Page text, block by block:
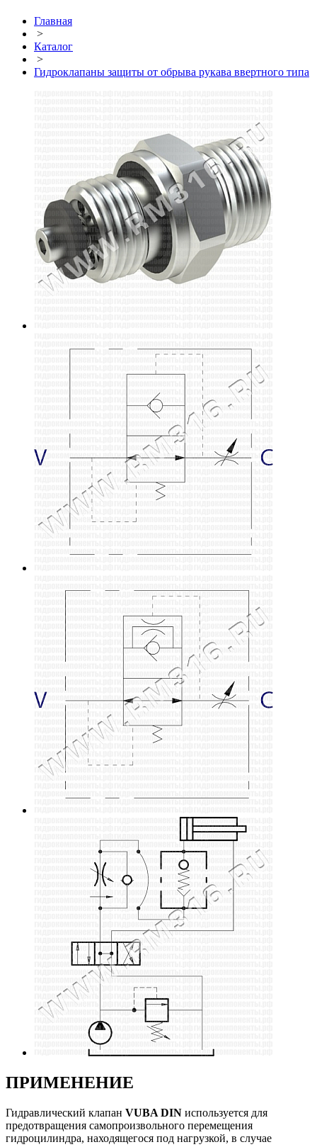
Главная
>
Каталог
>
Гидроклапаны защиты от обрыва рукава ввертного типа
ПРИМЕНЕНИЕ
Гидравлический клапан VUBA DIN используется для
предотвращения самопроизвольного перемещения
гидроцилиндра, находящегося под нагрузкой, в случае